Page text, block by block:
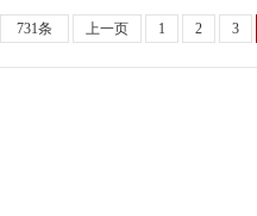
731条 上一页 1 2 3